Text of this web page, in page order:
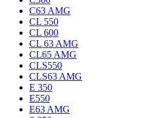
C63 AMG
CL 550
CL 600
CL 63 AMG
CL65 AMG
CLS550
CLS63 AMG
E 350
E550
E63 AMG